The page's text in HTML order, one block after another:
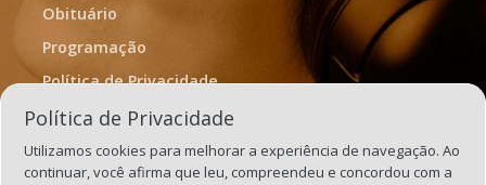
Obituário
Programação
Política de Privacidade
Termos de Uso
Política de Privacidade
Utilizamos cookies para melhorar a experiência de navegação. Ao
continuar, você afirma que leu, compreendeu e concordou com a